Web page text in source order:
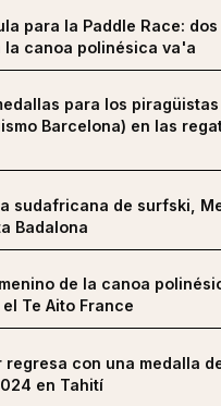
para la Paddle Race:
la canoa polinésica va'a
para los
Barcelona) en las
sudafricana de surfski,
Badalona
de la canoa
Te Aito France
regresa con una medalla
en Tahití